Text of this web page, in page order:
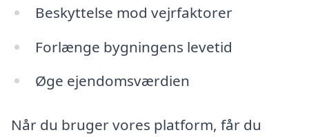
Beskyttelse mod vejrfaktorer
Forlænge bygningens levetid
Øge ejendomsværdien
Når du bruger vores platform, får du